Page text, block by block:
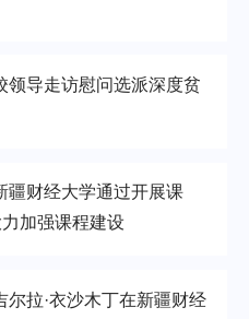
领导走访慰问选派深度贫
疆财经大学通过开展课
力加强课程建设
尔拉·衣沙木丁在新疆财经